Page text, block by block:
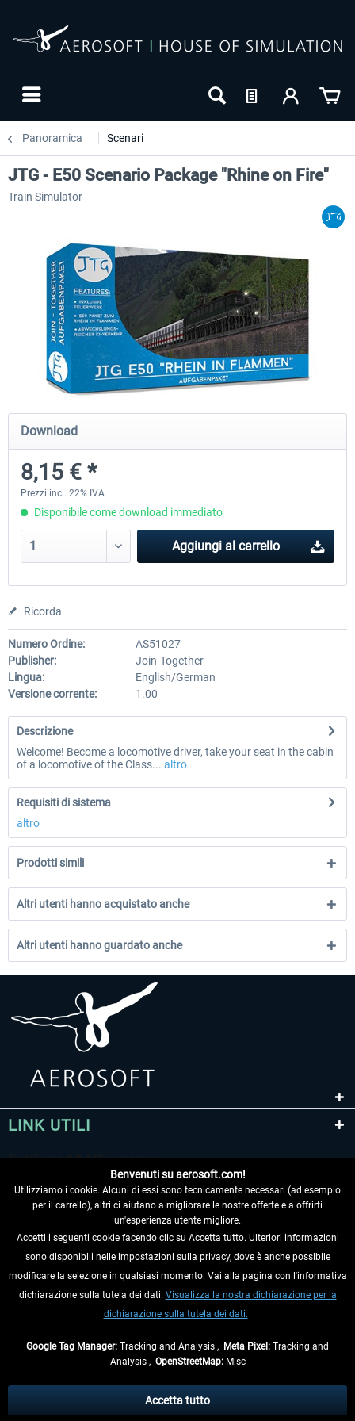
Panoramica Scenari
Just Trains - U-Bahn Hamburg U1 &
40,62 € *
Railworks Szenario-Pack
JTG - E50 Scenario Package "Rhine on Fire"
Train Simulator
Download
8,15 € *
Prezzi incl. 22% IVA
Disponibile come download immediato
Aggiungi al carrello
Ricorda
Numero Ordine:
AS51027
Publisher:
Join-Together
Lingua:
English/German
Versione corrente:
1.00
Descrizione
Welcome! Become a locomotive driver, take your seat in the cabin
of a locomotive of the Class... altro
Requisiti di sistema
altro
Prodotti simili
Altri utenti hanno acquistato anche
Altri utenti hanno guardato anche
LINK UTILI
RECEDERE DAL CONTRATTO
INFORMAZIONI
eventualmente le spese di spedizione, se non diversamente descritto.
** Riguarda le spedizioni al di fuori della Germania, i tempi di consegna per le
Benvenuti su aerosoft.com!
Utilizziamo i cookie. Alcuni di essi sono tecnicamente necessari (ad esempio
per il carrello), altri ci aiutano a migliorare le nostre offerte e a offrirti
un'esperienza utente migliore.
Accetti i seguenti cookie facendo clic su Accetta tutto. Ulteriori informazioni
sono disponibili nelle impostazioni sulla privacy, dove è anche possibile
modificare la selezione in qualsiasi momento. Vai alla pagina con l'informativa
dichiarazione sulla tutela dei dati. Visualizza la nostra dichiarazione per la
dichiarazione sulla tutela dei dati.
Google Tag Manager: Tracking and Analysis , Meta Pixel: Tracking and
Analysis , OpenStreetMap:Misc
Accetta tutto